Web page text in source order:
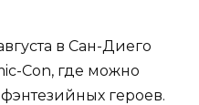
в Сан-Диего
Con, где можно
героев.